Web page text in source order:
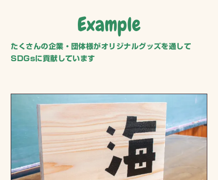
Example
たくさんの企業・団体様がオリジナルグッズを通して
SDGsに貢献しています